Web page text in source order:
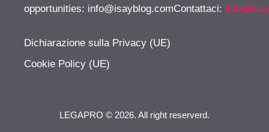
opportunities: info@isayblog.comContattaci:
Dichiarazione sulla Privacy (UE)
Cookie Policy (UE)
LEGAPRO © 2026. All right reserverd.